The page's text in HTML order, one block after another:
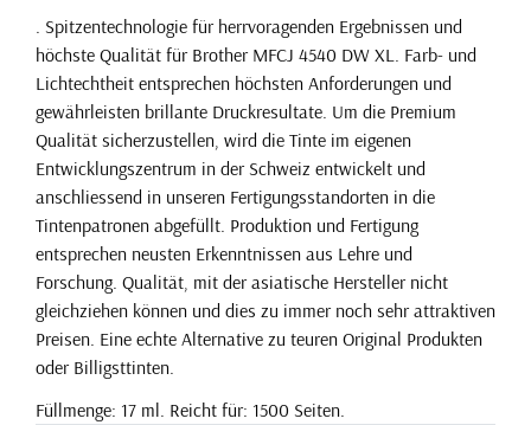
. Spitzentechnologie für herrvoragenden Ergebnissen und
höchste Qualität für Brother MFCJ 4540 DW XL. Farb- und
Lichtechtheit entsprechen höchsten Anforderungen und
gewährleisten brillante Druckresultate. Um die Premium
Qualität sicherzustellen, wird die Tinte im eigenen
Entwicklungszentrum in der Schweiz entwickelt und
anschliessend in unseren Fertigungsstandorten in die
Tintenpatronen abgefüllt. Produktion und Fertigung
entsprechen neusten Erkenntnissen aus Lehre und
Forschung. Qualität, mit der asiatische Hersteller nicht
gleichziehen können und dies zu immer noch sehr attraktiven
Preisen. Eine echte Alternative zu teuren Original Produkten
oder Billigsttinten.
Füllmenge: 17 ml. Reicht für: 1500 Seiten.